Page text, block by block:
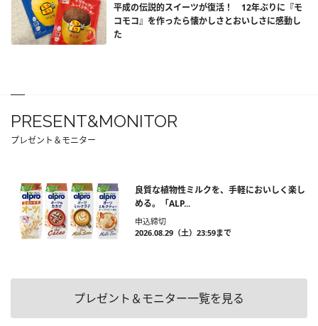
平成の伝説的スイーツが復活！ 12年ぶりに『モ
コモコ』を作ったら懐かしさとおいしさに感動し
た
PRESENT&MONITOR
プレゼント＆モニター
良質な植物性ミルクを、手軽においしく楽し
める。「ALP...
申込締切
2026.08.29（土）23:59まで
プレゼント＆モニター一覧を見る